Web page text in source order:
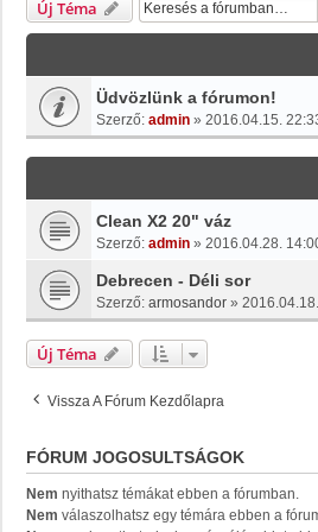
Új Téma
Üdvözlünk a fórumon!
Szerző: admin » 2016.04.15.
Clean X2 20" váz
Szerző: admin » 2016.04.28.
Debrecen - Déli sor
Szerző: armosandor »
Új Téma
Vissza A Fórum Kezdőlapra
FÓRUM JOGOSULTSÁGOK
Nem nyithatsz témákat ebben a fórumban.
Nem válaszolhatsz egy témára ebben a